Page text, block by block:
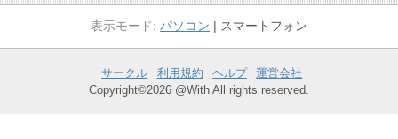
パソコン スマートフォン
サークル 利用規約 ヘルプ
運営会社
Copyright©2026 @With All rights reserved.